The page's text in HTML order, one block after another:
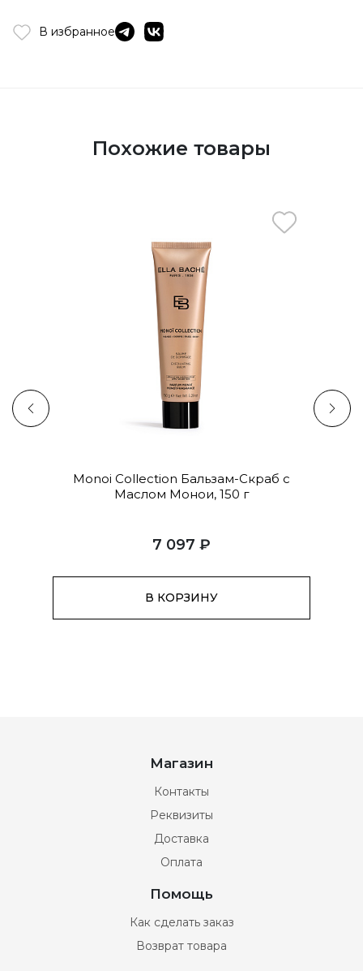
В избранное
Похожие товары
Monoi Collection Бальзам-Скраб с
Маслом Монои, 150 г
7 097 ₽
В КОРЗИНУ
Магазин
Контакты
Реквизиты
Доставка
Оплата
Помощь
Как сделать заказ
Возврат товара